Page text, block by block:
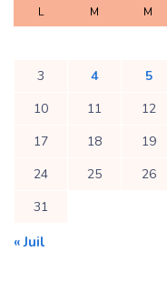
L M M
3
4 5
10
11 12
17
18 19
24
25 26
31
« Juil